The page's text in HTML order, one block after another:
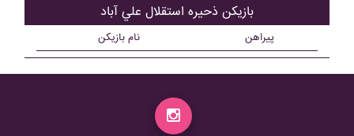
بازیکن ذحیره استقلال علي آباد
نام بازیکن پیراهن